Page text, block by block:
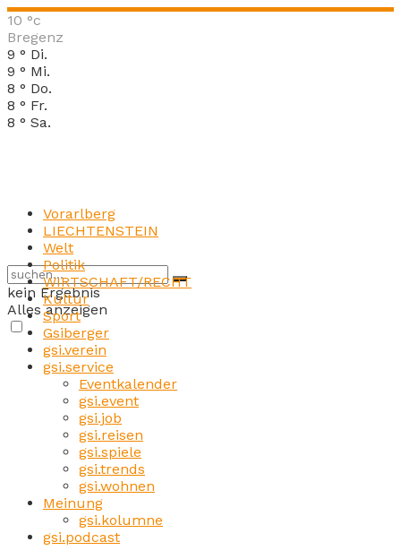
10 °c
Bregenz
9 ° Di.
9 ° Mi.
8 ° Do.
8 ° Fr.
8 ° Sa.
kein Ergebnis
Alles anzeigen
Vorarlberg
LIECHTENSTEIN
Welt
Politik
WIRTSCHAFT/RECHT
Kultur
Sport
Gsiberger
gsi.verein
gsi.service
Eventkalender
gsi.event
gsi.job
gsi.reisen
gsi.spiele
gsi.trends
gsi.wohnen
Meinung
gsi.kolumne
gsi.podcast